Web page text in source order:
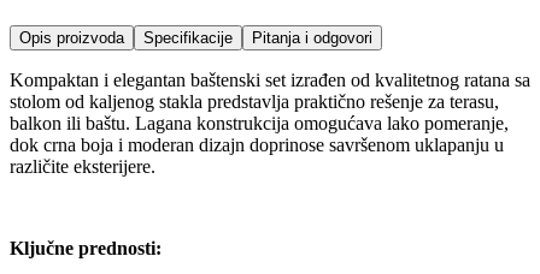
Opis proizvoda Specifikacije Pitanja i odgovori
Kompaktan i elegantan baštenski set izrađen od kvalitetnog ratana sa
stolom od kaljenog stakla predstavlja praktično rešenje za terasu,
balkon ili baštu. Lagana konstrukcija omogućava lako pomeranje,
dok crna boja i moderan dizajn doprinose savršenom uklapanju u
različite eksterijere.
Ključne prednosti: